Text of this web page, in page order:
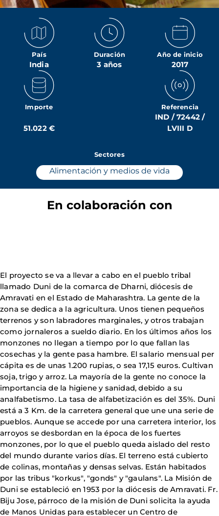
País
India
Duración
3 años
Año de inicio
2017
Importe
51.022 €
Referencia
IND / 72442 /
LVIII D
Sectores
Alimentación y medios de vida
En colaboración con
El proyecto se va a llevar a cabo en el pueblo tribal
llamado Duni de la comarca de Dharni, diócesis de
Amravati en el Estado de Maharashtra. La gente de la
zona se dedica a la agricultura. Unos tienen pequeños
terrenos y son labradores marginales, y otros trabajan
como jornaleros a sueldo diario. En los últimos años los
monzones no llegan a tiempo por lo que fallan las
cosechas y la gente pasa hambre. El salario mensual per
cápita es de unas 1.200 rupias, o sea 17,15 euros. Cultivan
soja, trigo y arroz. La mayoría de la gente no conoce la
importancia de la higiene y sanidad, debido a su
analfabetismo. La tasa de alfabetización es del 35%. Duni
está a 3 Km. de la carretera general que une una serie de
pueblos. Aunque se accede por una carretera interior, los
arroyos se desbordan en la época de los fuertes
monzones, por lo que el pueblo queda aislado del resto
del mundo durante varios días. El terreno está cubierto
de colinas, montañas y densas selvas. Están habitados
por las tribus "korkus", "gonds" y "gaulans". La Misión de
Duni se estableció en 1953 por la diócesis de Amravati. Fr.
Biju Jose, párroco de la misión de Duni solicita la ayuda
de Manos Unidas para establecer un Centro de